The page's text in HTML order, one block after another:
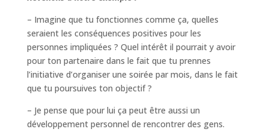
– Imagine que tu fonctionnes comme ça, quelles
seraient les conséquences positives pour les
personnes impliquées ? Quel intérêt il pourrait y avoir
pour ton partenaire dans le fait que tu prennes
l’initiative d’organiser une soirée par mois, dans le fait
que tu poursuives ton objectif ?
– Je pense que pour lui ça peut être aussi un
développement personnel de rencontrer des gens.